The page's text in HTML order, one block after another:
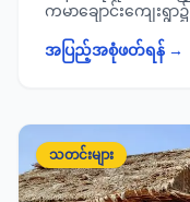
ကမာချောင်းကျေးရွ
ဥက္ကဋ္ဌ ခရိုင်အုပ်ချုပ်ရ
အပြည့်အစုံဖတ်ရန် →
သတင်းများ